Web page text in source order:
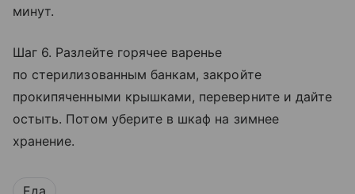
минут.
Шаг 6. Разлейте горячее варенье
по стерилизованным банкам, закройте
прокипяченными крышками, переверните и дайте
остыть. Потом уберите в шкаф на зимнее
хранение.
Еда